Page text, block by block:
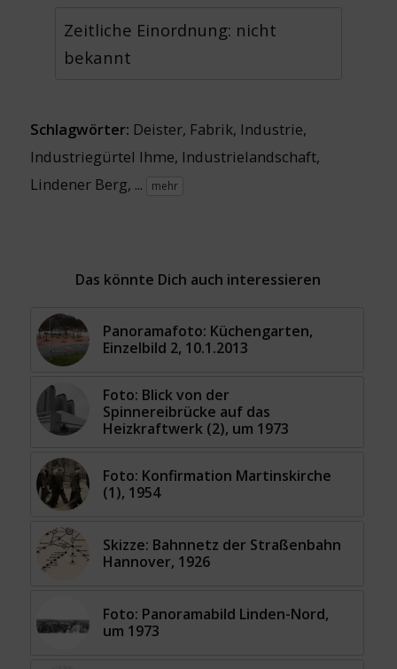
Zeitliche Einordnung: nicht
bekannt
Schlagwörter: Deister, Fabrik, Industrie,
Industriegürtel Ihme, Industrielandschaft,
Lindener Berg, ... mehr
Das könnte Dich auch interessieren
Panoramafoto: Küchengarten,
Einzelbild 2, 10.1.2013
Foto: Blick von der
Spinnereibrücke auf das
Heizkraftwerk (2), um 1973
Foto: Konfirmation Martinskirche
(1), 1954
Skizze: Bahnnetz der Straßenbahn
Hannover, 1926
Foto: Panoramabild Linden-Nord,
um 1973